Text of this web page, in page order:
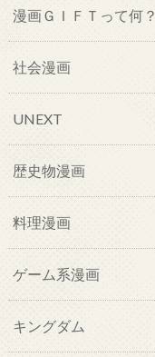
漫画ＧＩＦＴって何？
社会漫画
UNEXT
歴史物漫画
料理漫画
ゲーム系漫画
キングダム